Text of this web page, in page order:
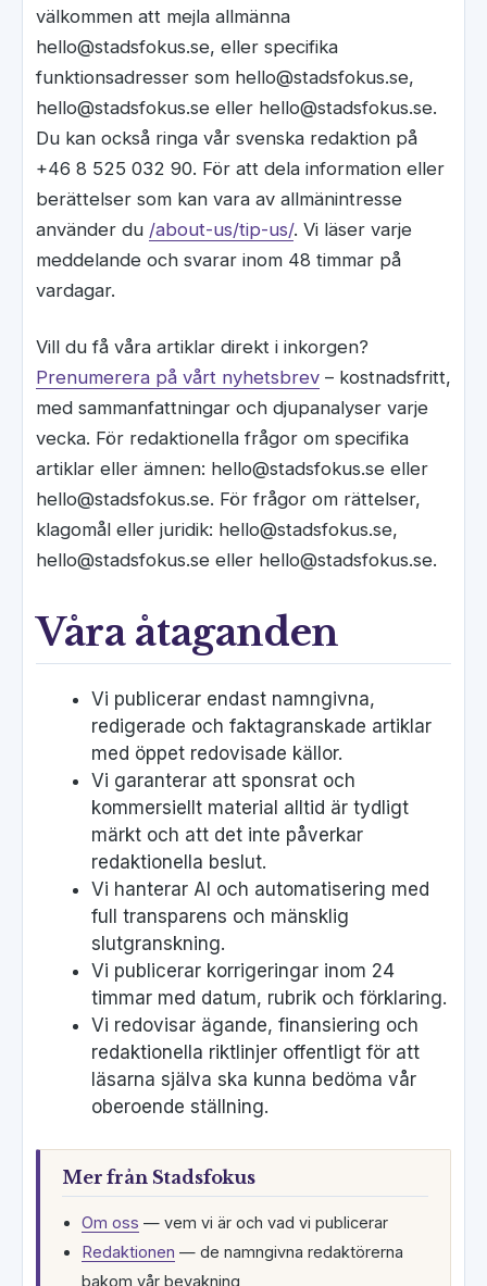
välkommen att mejla allmänna
hello@stadsfokus.se, eller specifika
funktionsadresser som hello@stadsfokus.se,
hello@stadsfokus.se eller hello@stadsfokus.se.
Du kan också ringa vår svenska redaktion på
+46 8 525 032 90. För att dela information eller
berättelser som kan vara av allmänintresse
använder du /about-us/tip-us/. Vi läser varje
meddelande och svarar inom 48 timmar på
vardagar.
Vill du få våra artiklar direkt i inkorgen?
Prenumerera på vårt nyhetsbrev – kostnadsfritt,
med sammanfattningar och djupanalyser varje
vecka. För redaktionella frågor om specifika
artiklar eller ämnen: hello@stadsfokus.se eller
hello@stadsfokus.se. För frågor om rättelser,
klagomål eller juridik: hello@stadsfokus.se,
hello@stadsfokus.se eller hello@stadsfokus.se.
Våra åtaganden
Vi publicerar endast namngivna,
redigerade och faktagranskade artiklar
med öppet redovisade källor.
Vi garanterar att sponsrat och
kommersiellt material alltid är tydligt
märkt och att det inte påverkar
redaktionella beslut.
Vi hanterar AI och automatisering med
full transparens och mänsklig
slutgranskning.
Vi publicerar korrigeringar inom 24
timmar med datum, rubrik och förklaring.
Vi redovisar ägande, finansiering och
redaktionella riktlinjer offentligt för att
läsarna själva ska kunna bedöma vår
oberoende ställning.
Mer från Stadsfokus
Om oss — vem vi är och vad vi publicerar
Redaktionen — de namngivna redaktörerna
bakom vår bevakning